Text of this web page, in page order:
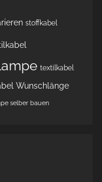
stoffkabel
textilkabel
Wunschlänge
selber bauen